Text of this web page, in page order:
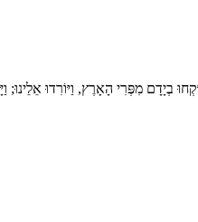
בְיָדָם מִפְּרִי הָאָרֶץ, וַיּוֹרִדוּ